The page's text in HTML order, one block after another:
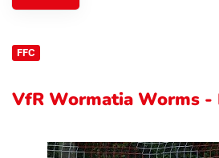
FFC
VfR Wormatia Worms -